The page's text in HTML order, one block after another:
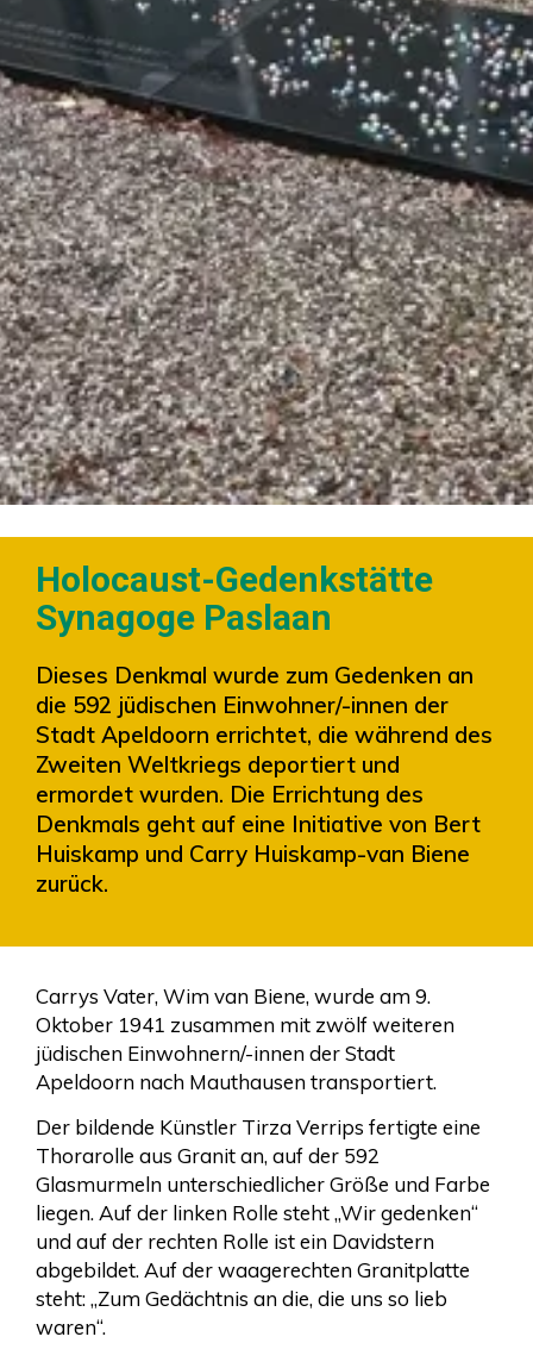
Holocaust-Gedenkstätte
Synagoge Paslaan
Dieses Denkmal wurde zum Gedenken an
die 592 jüdischen Einwohner/-innen der
Stadt Apeldoorn errichtet, die während des
Zweiten Weltkriegs deportiert und
ermordet wurden. Die Errichtung des
Denkmals geht auf eine Initiative von Bert
Huiskamp und Carry Huiskamp-van Biene
zurück.
Carrys Vater, Wim van Biene, wurde am 9.
Oktober 1941 zusammen mit zwölf weiteren
jüdischen Einwohnern/-innen der Stadt
Apeldoorn nach Mauthausen transportiert.
Der bildende Künstler Tirza Verrips fertigte eine
Thorarolle aus Granit an, auf der 592
Glasmurmeln unterschiedlicher Größe und Farbe
liegen. Auf der linken Rolle steht „Wir gedenken“
und auf der rechten Rolle ist ein Davidstern
abgebildet. Auf der waagerechten Granitplatte
steht: „Zum Gedächtnis an die, die uns so lieb
waren“.